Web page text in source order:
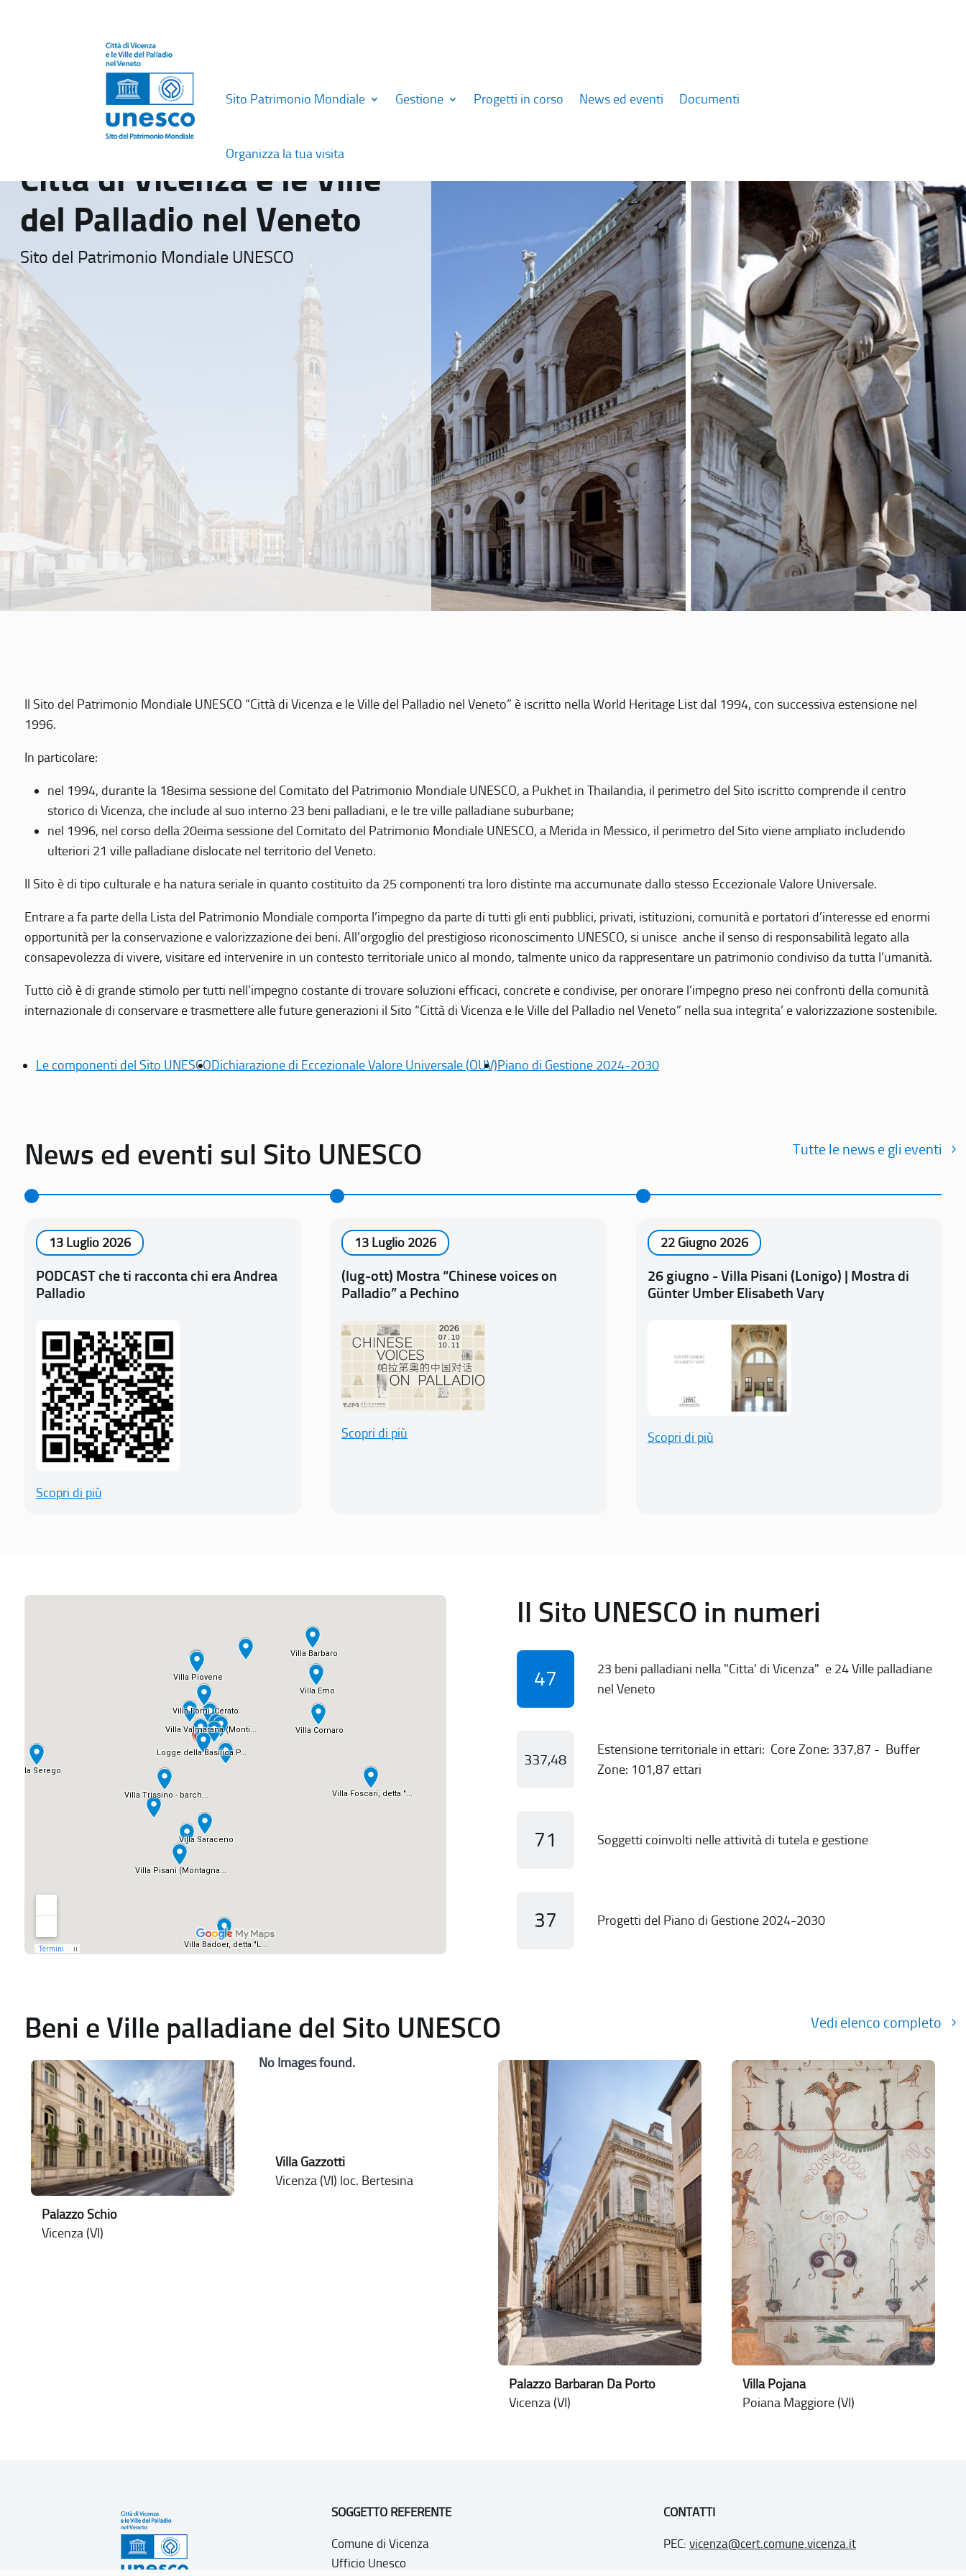
Sito Patrimonio Mondiale Gestione Progetti in corso News ed eventi Documenti
Organizza la tua visita
Città di Vicenza e le Ville
del Palladio nel Veneto
Sito del Patrimonio Mondiale UNESCO
Il Sito del Patrimonio Mondiale UNESCO “Città di Vicenza e le Ville del Palladio nel Veneto” è iscritto nella World Heritage List dal 1994, con successiva estensione nel
1996.
In particolare:
nel 1994, durante la 18esima sessione del Comitato del Patrimonio Mondiale UNESCO, a Pukhet in Thailandia, il perimetro del Sito iscritto comprende il centro
storico di Vicenza, che include al suo interno 23 beni palladiani, e le tre ville palladiane suburbane;
nel 1996, nel corso della 20eima sessione del Comitato del Patrimonio Mondiale UNESCO, a Merida in Messico, il perimetro del Sito viene ampliato includendo
ulteriori 21 ville palladiane dislocate nel territorio del Veneto.
Il Sito è di tipo culturale e ha natura seriale in quanto costituito da 25 componenti tra loro distinte ma accumunate dallo stesso Eccezionale Valore Universale.
Entrare a fa parte della Lista del Patrimonio Mondiale comporta l’impegno da parte di tutti gli enti pubblici, privati, istituzioni, comunità e portatori d’interesse ed enormi
opportunità per la conservazione e valorizzazione dei beni. All’orgoglio del prestigioso riconoscimento UNESCO, si unisce anche il senso di responsabilità legato alla
consapevolezza di vivere, visitare ed intervenire in un contesto territoriale unico al mondo, talmente unico da rappresentare un patrimonio condiviso da tutta l’umanità.
Tutto ciò è di grande stimolo per tutti nell’impegno costante di trovare soluzioni efficaci, concrete e condivise, per onorare l’impegno preso nei confronti della comunità
internazionale di conservare e trasmettere alle future generazioni il Sito “Città di Vicenza e le Ville del Palladio nel Veneto” nella sua integrita’ e valorizzazione sostenibile.
Le componenti del Sito UNESCODichiarazione di Eccezionale Valore Universale (OUV)Piano di Gestione 2024-2030
News ed eventi sul Sito UNESCO Tutte le news e gli eventi
13 Luglio 2026
PODCAST che ti racconta chi era Andrea
Palladio
Scopri di più
13 Luglio 2026
(lug-ott) Mostra “Chinese voices on
Palladio” a Pechino
Scopri di più
22 Giugno 2026
26 giugno - Villa Pisani (Lonigo) | Mostra di
Günter Umber Elisabeth Vary
Scopri di più
Il Sito UNESCO in numeri
47
23 beni palladiani nella "Citta' di Vicenza" e 24 Ville palladiane
nel Veneto
337,48
Estensione territoriale in ettari: Core Zone: 337,87 - Buffer
Zone: 101,87 ettari
71 Soggetti coinvolti nelle attività di tutela e gestione
37 Progetti del Piano di Gestione 2024-2030
Beni e Ville palladiane del Sito UNESCO Vedi elenco completo
Palazzo Schio
Vicenza (VI)
No Images found.
Villa Gazzotti
Vicenza (VI) loc. Bertesina
Palazzo Barbaran Da Porto
Vicenza (VI)
Villa Pojana
Poiana Maggiore (VI)
SOGGETTO REFERENTE
Comune di Vicenza
Ufficio Unesco
CONTATTI
PEC: vicenza@cert.comune.vicenza.it